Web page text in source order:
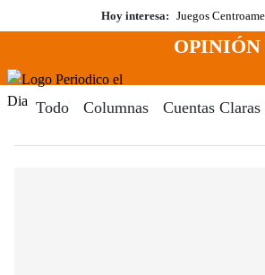
al
Hoy interesa: Juegos
Menú
OPINIÓN
Todo Columnas Cuentas Claras